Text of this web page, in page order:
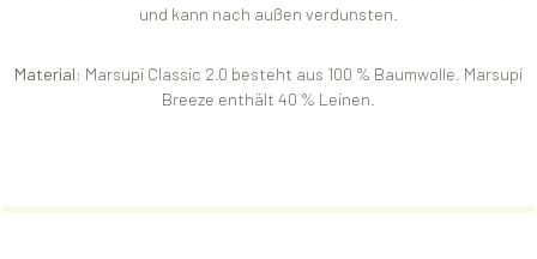
und kann nach außen verdunsten.
Material: Marsupi Classic 2.0 besteht aus 100 % Baumwolle. Marsupi
Breeze enthält 40 % Leinen.